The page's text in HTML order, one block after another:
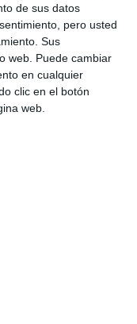
de sus datos
pero usted
Sus
web. Puede cambiar
en cualquier
clic en el botón
web.
the title of
de la Paz
se